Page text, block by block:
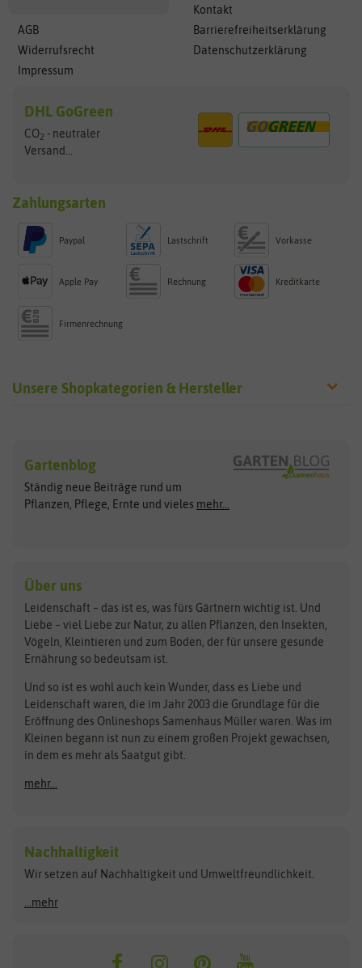
AGB
Widerrufsrecht
Impressum
Kontakt
Barrierefreiheitserklärung
Datenschutzerklärung
DHL GoGreen
CO2 - neutraler
Versand...
Zahlungsarten
Paypal Lastschrift Vorkasse
Apple Pay Rechnung Kreditkarte
Firmenrechnung
Unsere Shopkategorien & Hersteller
Exotische Samen
Gemüsesamen
Gründünger
Kräutersamen
Obstsamen
Pilzbrut
Rasensamen
Steckzwiebeln
Zimmer & Kübelpflanzen
Kataloge
Schnäppchen
Anzucht & Gartenzubehör
Anzuchtschalen
Heizmatte & Heizkabel
Kokos-Quelltabletten
Zimmergewächshaus
Arche Noah
ASB Greenworld
Benary
Bingenheimer Saatgut
Bionana
BIOWOL
Blumicorn
Bûten Birds
Carl Pabst
Clever Pots
COMPO
Dürr-Samen
Feldsaaten Freudenberger
Fertil
Flora Elite
Florissa
Flortis
Franchi Sementi
Hortitops
JUB Holland
Gartenblog
Ständig neue Beiträge rund um
Pflanzen, Pflege, Ernte und vieles mehr...
Über uns
Leidenschaft – das ist es, was fürs Gärtnern wichtig ist. Und
Liebe – viel Liebe zur Natur, zu allen Pflanzen, den Insekten,
Vögeln, Kleintieren und zum Boden, der für unsere gesunde
Ernährung so bedeutsam ist.
Und so ist es wohl auch kein Wunder, dass es Liebe und
Leidenschaft waren, die im Jahr 2003 die Grundlage für die
Eröffnung des Onlineshops Samenhaus Müller waren. Was im
Kleinen begann ist nun zu einem großen Projekt gewachsen,
in dem es mehr als Saatgut gibt.
mehr...
Nachhaltigkeit
Wir setzen auf Nachhaltigkeit und Umweltfreundlichkeit.
...mehr